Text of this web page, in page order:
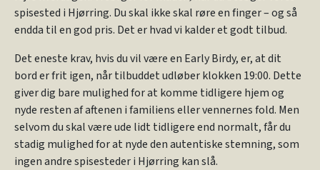
spisested i Hjørring. Du skal ikke skal røre en finger – og så
endda til en god pris. Det er hvad vi kalder et godt tilbud.
Det eneste krav, hvis du vil være en Early Birdy, er, at dit
bord er frit igen, når tilbuddet udløber klokken 19:00. Dette
giver dig bare mulighed for at komme tidligere hjem og
nyde resten af aftenen i familiens eller vennernes fold. Men
selvom du skal være ude lidt tidligere end normalt, får du
stadig mulighed for at nyde den autentiske stemning, som
ingen andre spisesteder i Hjørring kan slå.